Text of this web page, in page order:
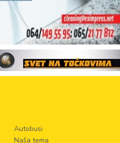
Autobusi
Naša tema